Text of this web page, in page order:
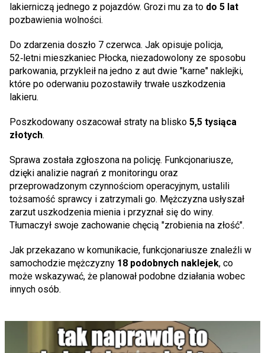
lakierniczą jednego z pojazdów. Grozi mu za to do 5 lat
pozbawienia wolności.
Do zdarzenia doszło 7 czerwca. Jak opisuje policja,
52‑letni mieszkaniec Płocka, niezadowolony ze sposobu
parkowania, przykleił na jedno z aut dwie "karne" naklejki,
które po oderwaniu pozostawiły trwałe uszkodzenia
lakieru.
Poszkodowany oszacował straty na blisko 5,5 tysiąca
złotych.
Sprawa została zgłoszona na policję. Funkcjonariusze,
dzięki analizie nagrań z monitoringu oraz
przeprowadzonym czynnościom operacyjnym, ustalili
tożsamość sprawcy i zatrzymali go. Mężczyzna usłyszał
zarzut uszkodzenia mienia i przyznał się do winy.
Tłumaczył swoje zachowanie chęcią "zrobienia na złość".
Jak przekazano w komunikacie, funkcjonariusze znaleźli w
samochodzie mężczyzny 18 podobnych naklejek, co
może wskazywać, że planował podobne działania wobec
innych osób.